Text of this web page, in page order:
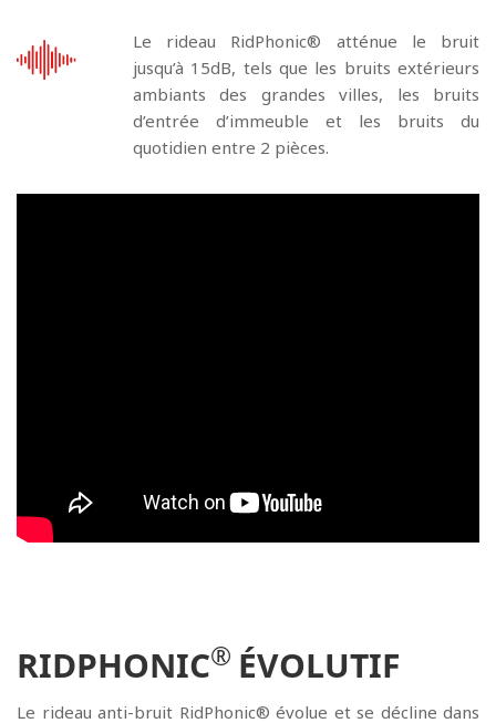
Le rideau RidPhonic® atténue le bruit
jusqu’à 15dB, tels que les bruits extérieurs
ambiants des grandes villes, les bruits
d’entrée d’immeuble et les bruits du
quotidien entre 2 pièces.
RIDPHONIC® ÉVOLUTIF
Le rideau anti-bruit RidPhonic® évolue et se décline dans